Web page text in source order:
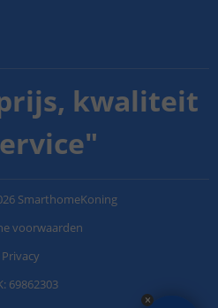
kwaliteit
"
SmarthomeKoning
voorwaarden
Privacy
69862303